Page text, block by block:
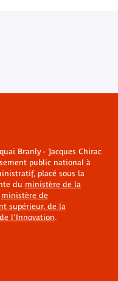
Branly - Jacques Chirac
public national à
placé sous la
du ministère de la
ministère de
supérieur, de la
l'Innovation.